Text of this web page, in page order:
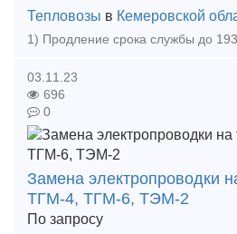
Тепловозы в Кемеровской
03.11.23
696
0
Замена электропроводки
ТГМ-4, ТГМ-6, ТЭМ-2
По запросу